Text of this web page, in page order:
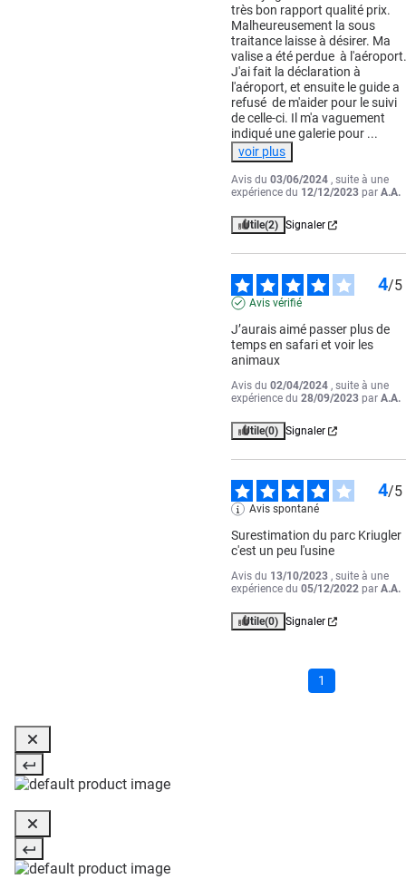
très bon rapport qualité prix.
Malheureusement la sous
traitance laisse à désirer. Ma
valise a été perdue  à
J'ai fait la déclaration à
l'aéroport, et ensuite le guide a
refusé  de m'aider pour le suivi
de celle-ci. Il m'a vaguement
indiqué une galerie pour ...
voir plus
Avis du03/06/2024 , suite à une
expérience du 12/12/2023 parA.A.
Utile(2) Signaler
4/5
Avis vérifié
J’aurais aimé passer plus de
temps en safari et voir les
animaux
Avis du02/04/2024 , suite à une
expérience du28/09/2023 parA.A.
Utile(0) Signaler
4/5
Avis spontané
Surestimation du parc Kriugler
c'est un peu l'usine
Avis du 13/10/2023 , suite à une
expérience du05/12/2022 parA.A.
Utile(0) Signaler
1